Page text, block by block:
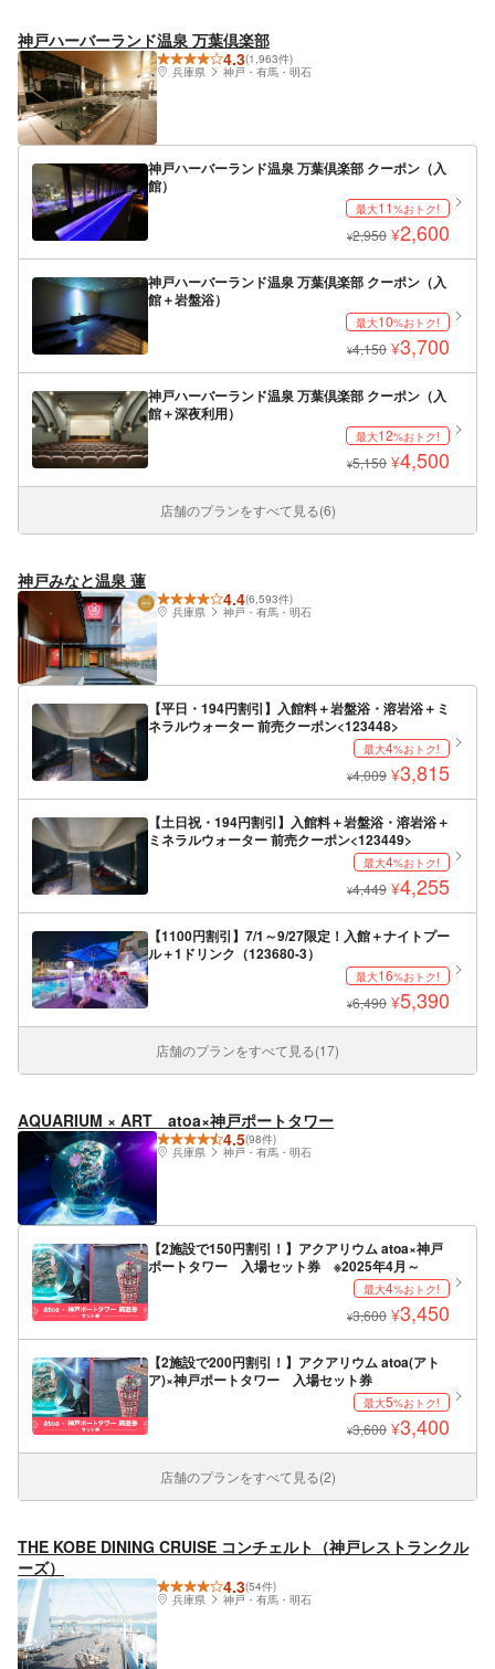
神戸ハーバーランド温泉 万葉倶楽部
4.3(1,963件)
兵庫県
神戸・有馬・明石
神戸ハーバーランド温泉 万葉倶楽部 クーポン（入
館）
最大11%おトク!
¥2,950 ¥2,600
神戸ハーバーランド温泉 万葉倶楽部 クーポン（入
館＋岩盤浴）
最大10%おトク!
¥4,150 ¥3,700
神戸ハーバーランド温泉 万葉倶楽部 クーポン（入
館＋深夜利用）
最大12%おトク!
¥5,150 ¥4,500
店舗のプランをすべて見る(6)
神戸みなと温泉 蓮
4.4(6,593件)
兵庫県
神戸・有馬・明石
【平日・194円割引】入館料＋岩盤浴・溶岩浴＋ミ
ネラルウォーター 前売クーポン<123448>
最大4%おトク!
¥4,009 ¥3,815
【土日祝・194円割引】入館料＋岩盤浴・溶岩浴＋
ミネラルウォーター 前売クーポン<123449>
最大4%おトク!
¥4,449 ¥4,255
【1100円割引】7/1～9/27限定！入館＋ナイトプー
ル＋1ドリンク（123680-3）
最大16%おトク!
¥6,490 ¥5,390
店舗のプランをすべて見る(17)
AQUARIUM × ART atoa×神戸ポートタワー
4.5(98件)
兵庫県
神戸・有馬・明石
【2施設で150円割引！】アクアリウム atoa×神戸
ポートタワー 入場セット券 ※2025年4月～
最大4%おトク!
¥3,600 ¥3,450
【2施設で200円割引！】アクアリウム atoa(アト
ア)×神戸ポートタワー 入場セット券
最大5%おトク!
¥3,600 ¥3,400
店舗のプランをすべて見る(2)
THE KOBE DINING CRUISE コンチェルト（神戸レストランクル
ーズ）
4.3(54件)
兵庫県
神戸・有馬・明石